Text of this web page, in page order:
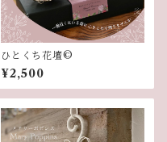
ひとくち花壇©︎
¥2,500